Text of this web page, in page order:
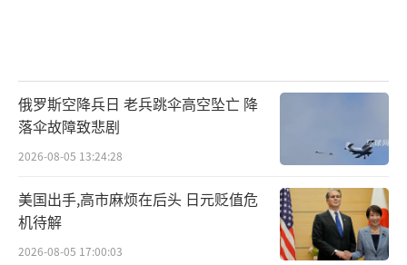
俄罗斯空降兵日 老兵跳伞高空坠亡 降
落伞故障致悲剧
2026-08-05 13:24:28
美国出手,高市麻烦在后头 日元贬值危
机待解
2026-08-05 17:00:03